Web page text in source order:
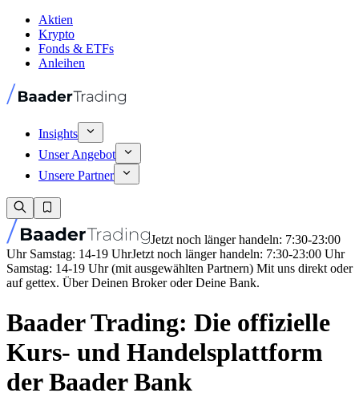
Aktien
Krypto
Fonds & ETFs
Anleihen
Insights
Unser Angebot
Unsere Partner
Jetzt noch länger handeln: 7:30-23:00
Uhr Samstag: 14-19 UhrJetzt noch länger handeln: 7:30-23:00 Uhr
Samstag: 14-19 Uhr (mit ausgewählten Partnern) Mit uns direkt oder
auf gettex. Über Deinen Broker oder Deine Bank.
Baader Trading: Die offizielle
Kurs- und Handelsplattform
der Baader Bank